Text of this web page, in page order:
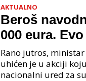
AKTUALNO
Beroš
000 eura.
na čelu
Rano jutros,
uhićen je u akciji
nacionalni ured za